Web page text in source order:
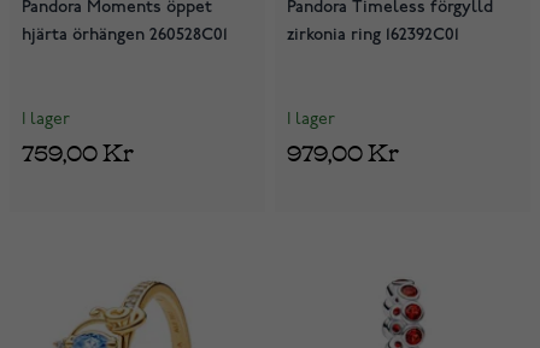
Pandora Moments öppet
hjärta örhängen 260528C01
I lager
759,00 Kr
Pandora Timeless förgylld
zirkonia ring 162392C01
I lager
979,00 Kr